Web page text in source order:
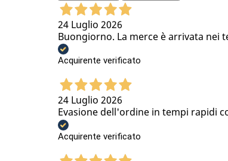
24 Luglio 2026
Buongiorno. La merce è arrivata nei
Acquirente verificato
24 Luglio 2026
Evasione dell'ordine in tempi rapidi
Acquirente verificato